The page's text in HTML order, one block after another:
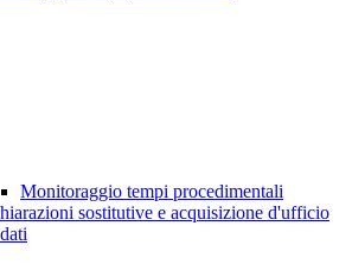
Monitoraggio tempi procedimentali
sostitutive e acquisizione d'ufficio